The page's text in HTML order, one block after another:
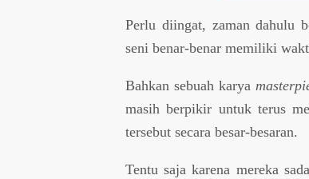
Perlu diingat, zaman dahulu
seni benar-benar memiliki
Bahkan sebuah karya
masih berpikir untuk terus
tersebut secara besar-besaran.
Tentu saja karena mereka